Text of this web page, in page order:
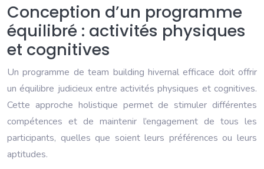
Conception d’un programme
équilibré : activités physiques
et cognitives
Un programme de team building hivernal efficace doit offrir
un équilibre judicieux entre activités physiques et cognitives.
Cette approche holistique permet de stimuler différentes
compétences et de maintenir l’engagement de tous les
participants, quelles que soient leurs préférences ou leurs
aptitudes.